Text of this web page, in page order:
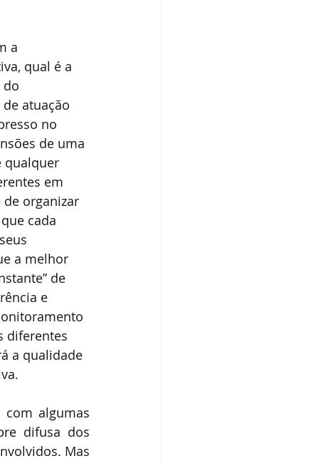
a
qual é a
do
atuação
no
de uma
qualquer
em
organizar
cada
a melhor
de
e
diferentes
a qualidade
algumas
difusa dos
Mas